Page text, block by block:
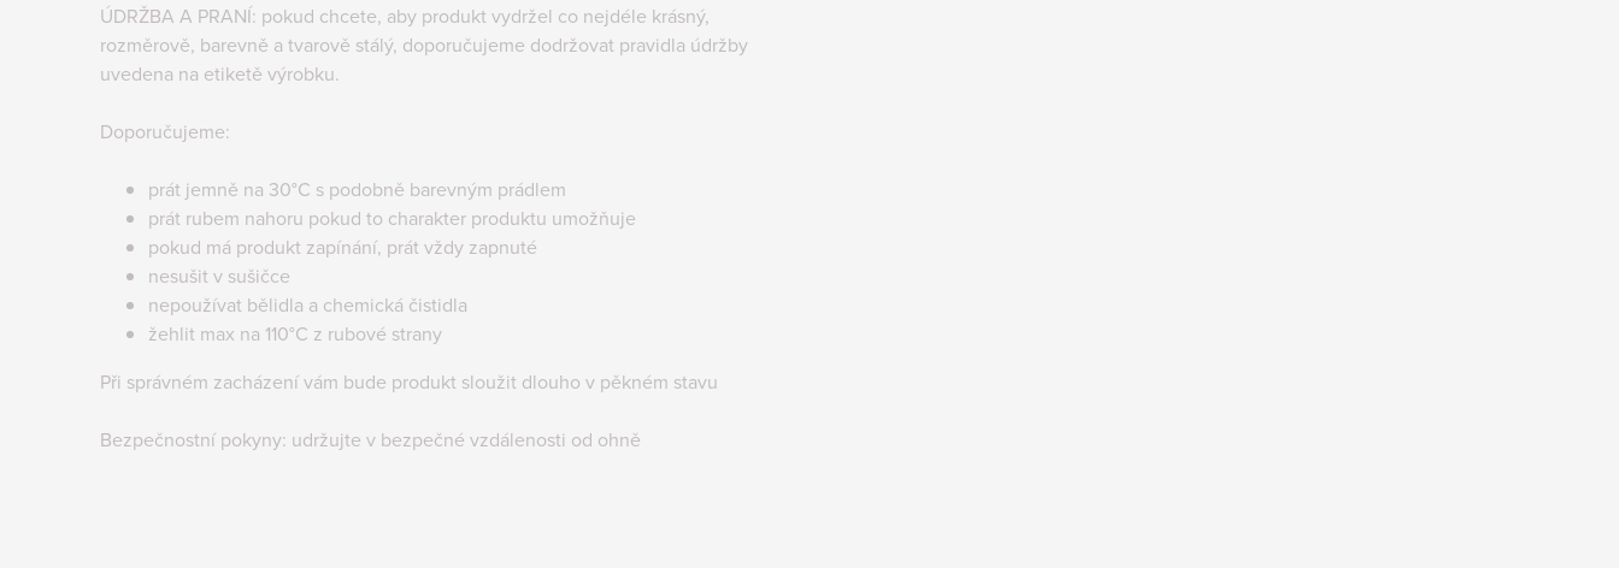
ÚDRŽBA A PRANÍ: pokud chcete, aby produkt vydržel co nejdéle krásný,
rozměrově, barevně a tvarově stálý, doporučujeme dodržovat pravidla údržby
uvedena na etiketě výrobku.
Doporučujeme:
prát jemně na 30°C s podobně barevným prádlem
prát rubem nahoru pokud to charakter produktu umožňuje
pokud má produkt zapínání, prát vždy zapnuté
nesušit v sušičce
nepoužívat bělidla a chemická čistidla
žehlit max na 110°C z rubové strany
Při správném zacházení vám bude produkt sloužit dlouho v pěkném stavu
Bezpečnostní pokyny: udržujte v bezpečné vzdálenosti od ohně